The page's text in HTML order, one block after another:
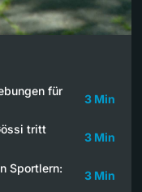
für
3 Min
tritt
3 Min
Sportlern:
3 Min